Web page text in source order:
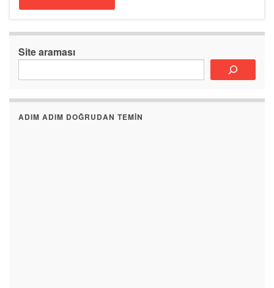
Site araması
ADIM ADIM DOĞRUDAN TEMIN